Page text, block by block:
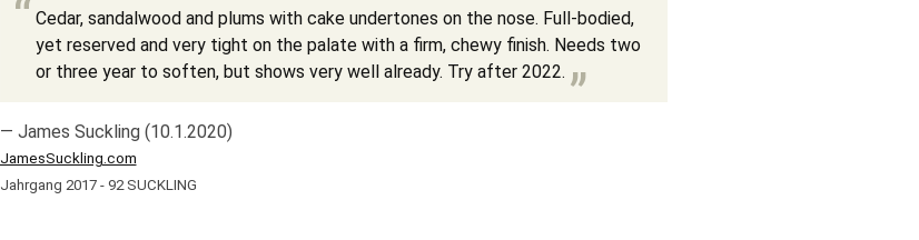
Cedar, sandalwood and plums with cake undertones on the nose. Full-bodied,
yet reserved and very tight on the palate with a firm, chewy finish. Needs two
or three year to soften, but shows very well already. Try after 2022.
— James Suckling (10.1.2020)
JamesSuckling.com
Jahrgang 2017 - 92 SUCKLING